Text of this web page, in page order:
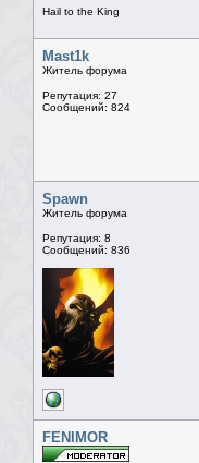
Hail to the King
Mast1k
Житель форума
Репутация: 27
Сообщений: 824
Spawn
Житель форума
Репутация: 8
Сообщений: 836
FENIMOR